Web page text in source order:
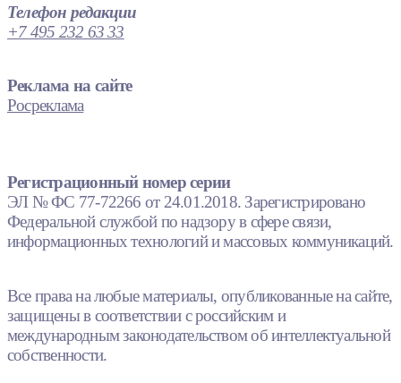
Телефон редакции
+7 495 232 63 33
Реклама на сайте
Росреклама
Регистрационный номер серии
ЭЛ № ФС 77-72266 от 24.01.2018. Зарегистрировано
Федеральной службой по надзору в сфере связи,
информационных технологий и массовых коммуникаций.
Все права на любые материалы, опубликованные на сайте,
защищены в соответствии с российским и
международным законодательством об интеллектуальной
собственности.